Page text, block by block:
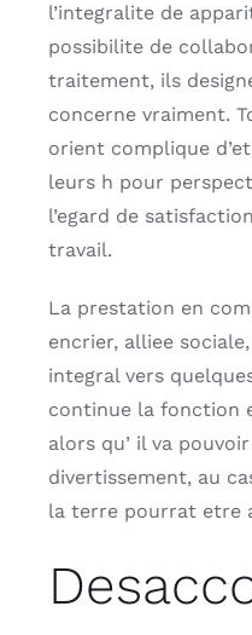
l’integralite de
possibilite de
traitement, ils
concerne vraiment.
orient complique
leurs h pour
l’egard de
travail.
La prestation en
encrier, alliee
integral vers
continue la fonction
alors qu’ il va
divertissement, au
la terre pourrat etre